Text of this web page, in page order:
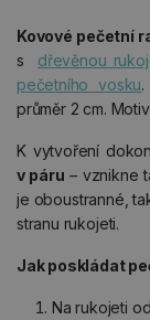
Kovové pečetní
s dřevěnou
pečetního vosku
průměr 2 cm.
K vytvoření
v páru – vznikne
je oboustranné,
stranu rukojeti.
Jak poskládat
Na rukojeti